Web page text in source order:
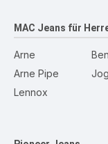
MAC Jeans für
Arne
Arne Pipe
Lennox
Ben